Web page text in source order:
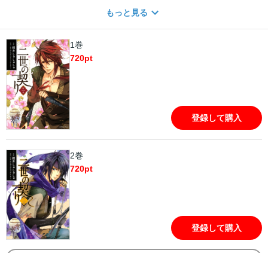
な）は不思議な泉から戦国時代へ。着いた先では、上杉政虎（うえ
よ」と命じるのだった。四六時中、そばにいることになった軒猿
衆。彼らが真奈を守るのは使命ゆえか!? それとも……。
もっと見る
1巻
720pt
登録して購入
2巻
720pt
登録して購入